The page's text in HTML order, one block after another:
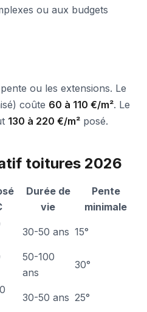
ou aux budgets
ou les extensions. Le
coûte 60 à 110 €/m². Le
130 à 220 €/m² posé.
toitures 2026
Durée de
vie
Pente
minimale
30-50 ans 15°
50-100
ans
30°
30-50 ans 25°